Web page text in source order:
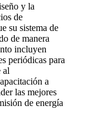
y la
de
su sistema de
de manera
incluyen
periódicas para
al
a
las mejores
de energía